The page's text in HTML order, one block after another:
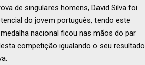
de singulares homens, David Silva foi
do jovem português, tendo este
nacional ficou nas mãos do par
competição igualando o seu resultado